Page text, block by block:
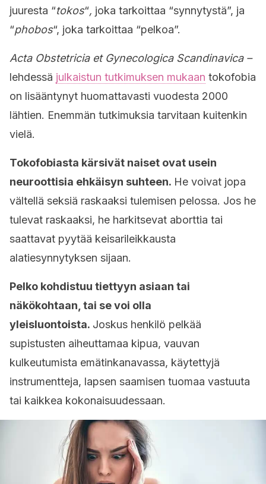
juuresta “tokos“, joka tarkoittaa “synnytystä”, ja
“phobos“, joka tarkoittaa “pelkoa”.
Acta Obstetricia et Gynecologica Scandinavica –
lehdessä julkaistun tutkimuksen mukaan tokofobia
on lisääntynyt huomattavasti vuodesta 2000
lähtien. Enemmän tutkimuksia tarvitaan kuitenkin
vielä.
Tokofobiasta kärsivät naiset ovat usein
neuroottisia ehkäisyn suhteen. He voivat jopa
vältellä seksiä raskaaksi tulemisen pelossa. Jos he
tulevat raskaaksi, he harkitsevat aborttia tai
saattavat pyytää keisarileikkausta
alatiesynnytyksen sijaan.
Pelko kohdistuu tiettyyn asiaan tai
näkökohtaan, tai se voi olla
yleisluontoista. Joskus henkilö pelkää
supistusten aiheuttamaa kipua, vauvan
kulkeutumista emätinkanavassa, käytettyjä
instrumentteja, lapsen saamisen tuomaa vastuuta
tai kaikkea kokonaisuudessaan.